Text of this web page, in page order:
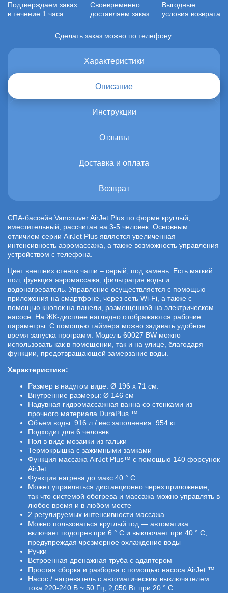
Подтверждаем заказ
в течение 1 часа
Своевременно
доставляем заказ
Выгодные
условия возврата
Сделать заказ можно по телефону
Характеристики
Описание
Инструкции
Отзывы
Доставка и оплата
Возврат
СПА-бассейн Vancouver AirJet Plus по форме круглый,
вместительный, рассчитан на 3-5 человек. Основным
отличием серии AirJet Plus является увеличенная
интенсивность аэромассажа, а также возможность управления
устройством с телефона.
Цвет внешних стенок чаши – серый, под камень. Есть мягкий
пол, функция аэромассажа, фильтрация воды и
водонагреватель. Управление осуществляется с помощью
приложения на смартфоне, через сеть Wi-Fi, а также с
помощью кнопок на панели, размещенной на электрическом
насосе. На ЖК-дисплее наглядно отображаются рабочие
параметры. С помощью таймера можно задавать удобное
время запуска программ. Модель 60027 BW можно
использовать как в помещении, так и на улице, благодаря
функции, предотвращающей замерзание воды.
Характеристики:
Размер в надутом виде: Ø 196 x 71 см.
Внутренние размеры: Ø 146 см
Надувная гидромассажная ванна со стенками из
прочного материала DuraPlus ™.
Объем воды: 916 л / вес заполнения: 954 кг
Подходит для 6 человек
Пол в виде мозаики из гальки
Термокрышка с зажимными замками
Функция массажа AirJet Plus™ с помощью 140 форсунок
AirJet
Функция нагрева до макс.40 ° C
Может управляться дистанционно через приложение,
так что системой обогрева и массажа можно управлять в
любое время и в любом месте
2 регулируемых интенсивности массажа
Можно пользоваться круглый год — автоматика
включает подогрев при 6 ° С и выключает при 40 ° C,
предупреждая чрезмерное охлаждение воды
Ручки
Встроенная дренажная труба с адаптером
Простая сборка и разборка с помощью насоса AirJet ™.
Насос / нагреватель с автоматическим выключателем
тока 220-240 В ~ 50 Гц, 2,050 Вт при 20 ° C